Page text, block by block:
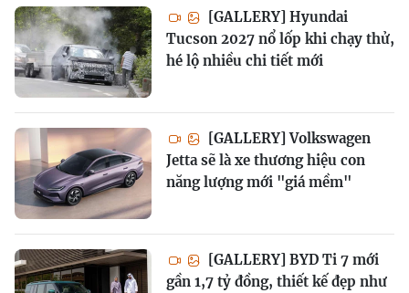
[GALLERY] Hyundai
Tucson 2027 nổ lốp khi chạy thử,
hé lộ nhiều chi tiết mới
[GALLERY] Volkswagen
Jetta sẽ là xe thương hiệu con
năng lượng mới "giá mềm"
[GALLERY] BYD Ti 7 mới
gần 1,7 tỷ đồng, thiết kế đẹp như